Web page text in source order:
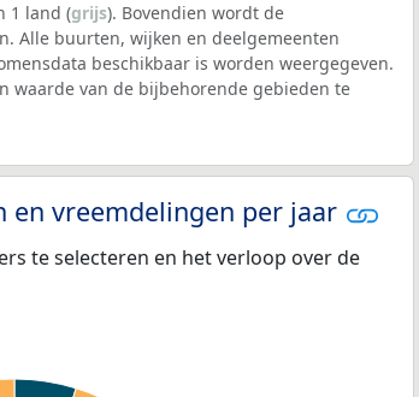
1 land (grijs). Bovendien wordt de
Alle buurten, wijken en deelgemeenten
beschikbaar is worden weergegeven.
waarde van de bijbehorende gebieden te
vreemdelingen per jaar
te selecteren en het verloop over de